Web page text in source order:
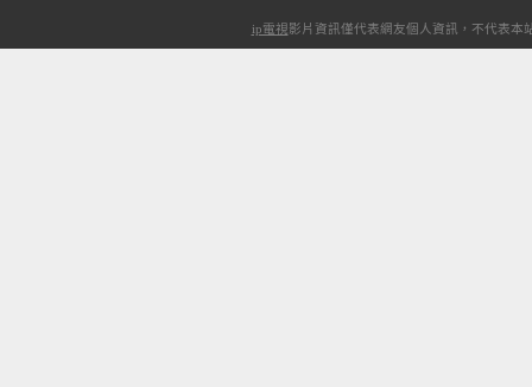
ip電視影片資訊僅代表網友個人資訊，不代表本